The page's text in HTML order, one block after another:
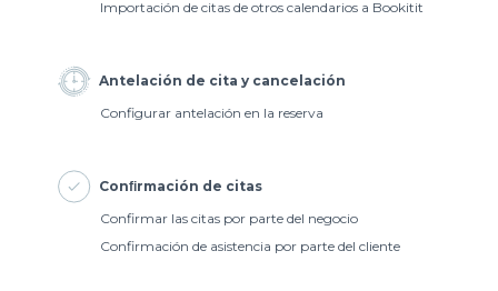
Importación de citas de otros calendarios a Bookitit
Antelación de cita y cancelación
Configurar antelación en la reserva
Conﬁrmación de citas
Confirmar las citas por parte del negocio
Confirmación de asistencia por parte del cliente